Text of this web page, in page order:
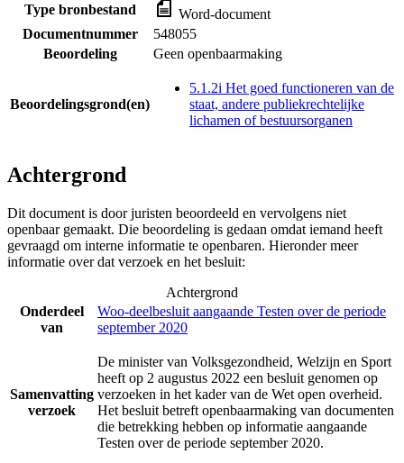
Type bronbestand
Word-document
Documentnummer
548055
Beoordeling
Geen openbaarmaking
Beoordelingsgrond(en)
5.1.2i Het goed functioneren van de
staat, andere publiekrechtelijke
lichamen of bestuursorganen
Achtergrond
Dit document is door juristen beoordeeld en vervolgens niet
openbaar gemaakt. Die beoordeling is gedaan omdat iemand heeft
gevraagd om interne informatie te openbaren. Hieronder meer
informatie over dat verzoek en het besluit:
Achtergrond
Onderdeel
van
Woo-deelbesluit aangaande Testen over de periode
september 2020
Samenvatting
verzoek
De minister van Volksgezondheid, Welzijn en Sport
heeft op 2 augustus 2022 een besluit genomen op
verzoeken in het kader van de Wet open overheid.
Het besluit betreft openbaarmaking van documenten
die betrekking hebben op informatie aangaande
Testen over de periode september 2020.